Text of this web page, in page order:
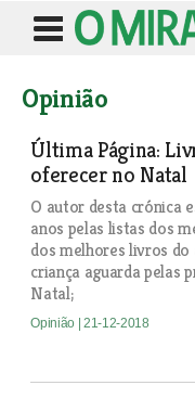
Opinião
Última Página:
oferecer no Natal
O autor desta crónica
anos pelas listas dos
dos melhores livros
criança aguarda pelas
Natal;
Opinião | 21-12-2018